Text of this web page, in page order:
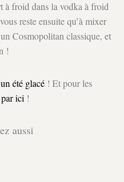
à froid dans la vodka à froid
reste ensuite qu’à mixer
Cosmopolitan classique, et
!
été glacé ! Et pour les
par ici !
aussi